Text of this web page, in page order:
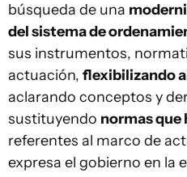
búsqueda de una
del sistema de
sus instrumentos,
actuación, flexibilizando
aclarando conceptos y
sustituyendo normas que
referentes al marco de
expresa el gobierno en la